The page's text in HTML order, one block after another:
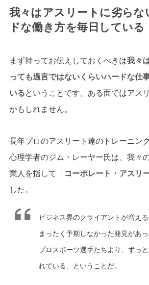
我々はアスリートに劣らな
ドな働き方を毎日している
まず持ってお伝えしておくべきは我々
っても過言ではないくらいハードな仕
いるということです。ある面ではアス
かもしれません。
長年プロのアスリート達のトレーニン
心理学者のジム・レーヤー氏は、我々
業人を指して「 コーポレート・アスリ
した。
ビジネス界のクライアントが増え
まったく予期しなかった発見があ
プロスポーツ選手たちより、ずっ
れている、ということだ。